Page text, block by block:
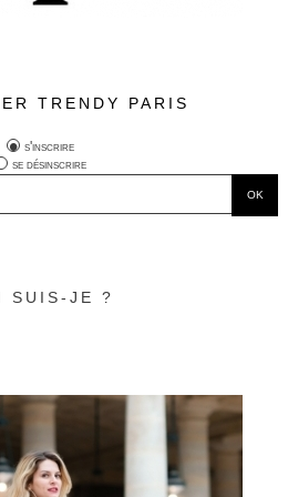
TRENDY PARIS
s'inscrire
se désinscrire
SUIS-JE ?